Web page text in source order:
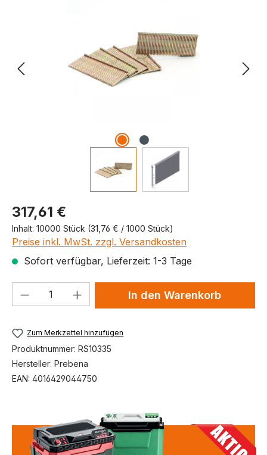
Produktpreis
317,61 €
Inhalt: 10000 Stück (31,76 € / 1000 Stück)
Preise inkl. MwSt. zzgl. Versandkosten
Sofort verfügbar, Lieferzeit: 1-3 Tage
Produkt Anzahl: Gib denIn den Warenkorb
Zum Merkzettel hinzufügen
Produktnummer: RS10335
Hersteller: Prebena
EAN: 4016429044750